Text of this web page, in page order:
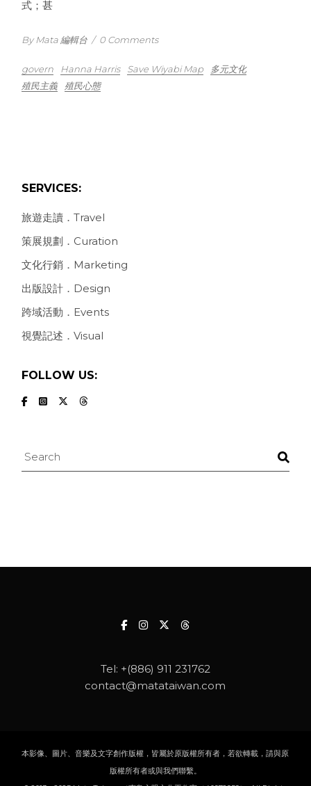
式；甚
By Mata 編輯台 / 0 Comments
govern Hanna Harris Save Wiyabi Map
多元文化
殖民主義
殖民心態
SERVICES:
旅遊走讀．Travel
策展規劃．Curation
文化行銷．Marketing
出版設計．Design
跨域活動．Events
視覺記述．Visual
FOLLOW US:
Search
Tel: +(886) 911 231762
contact@matataiwan.com
本影像、圖片、音樂及文字創作版權，皆屬於原版權所有者，若欲轉載，請與原
版權所有者或與我們聯繫。